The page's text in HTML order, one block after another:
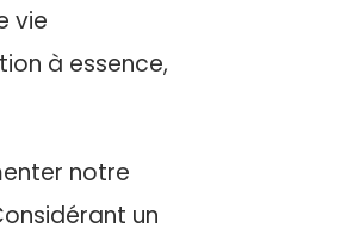
vie
à essence,
notre
un